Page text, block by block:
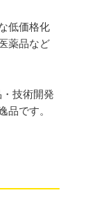
低価格化
薬品など
技術開発
です。